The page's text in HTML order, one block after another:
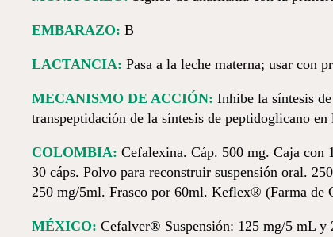
EMBARAZO: B
LACTANCIA: Pasa a la leche materna; usar con
MECANISMO DE ACCIÓN: Inhibe la síntesis
transpeptidación de la síntesis de peptidoglicano en
COLOMBIA: Cefalexina. Cáp. 500 mg. Caja con
30 cáps. Polvo para reconstruir suspensión oral.
250 mg/5ml. Frasco por 60ml. Keflex® (Farma de
MÉXICO: Cefalver® Suspensión: 125 mg/5 mL y